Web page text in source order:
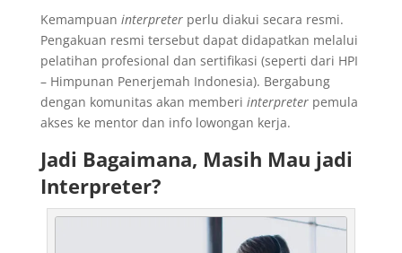
Kemampuan interpreter perlu diakui secara resmi.
Pengakuan resmi tersebut dapat didapatkan melalui
pelatihan profesional dan sertifikasi (seperti dari HPI
– Himpunan Penerjemah Indonesia). Bergabung
dengan komunitas akan memberi interpreter pemula
akses ke mentor dan info lowongan kerja.
Jadi Bagaimana, Masih Mau jadi
Interpreter?